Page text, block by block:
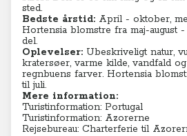
sted.
Bedste årstid: April - oktober,
Hortensia blomstre fra maj-august
del.
Oplevelser: Ubeskriveligt natur,
kratersøer, varme kilde, vandfald
regnbuens farver. Hortensia
til juli.
Mere information:
Turistinformation: Portugal
Turistinformation: Azorerne
Rejsebureau: Charterferie til